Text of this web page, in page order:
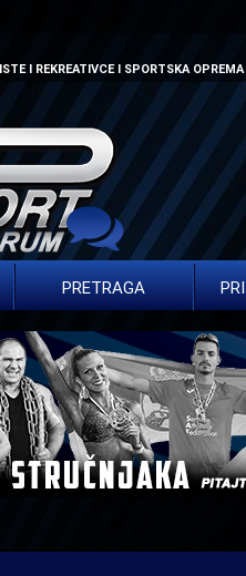
I REKREATIVCE I SPORTSKA OPREMA
PRETRAGA